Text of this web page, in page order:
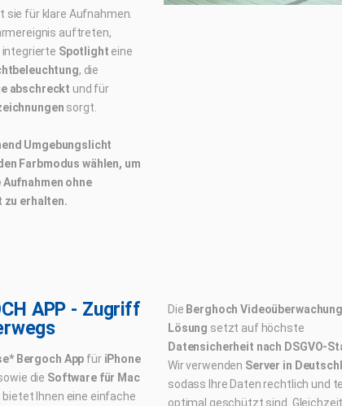
sie für klare Aufnahmen.
auftreten,
Spotlight eine
, die
abschreckt und für
sorgt.
Umgebungslicht
Farbmodus wählen, um
ohne
erhalten.
APP - Zugriff
Bergoch App für iPhone
die Software für Mac
bietet Ihnen eine einfache
Die Berghoch
Lösung setzt auf höchste
Datensicherheit nach DSGVO-
Wir verwenden Server in
sodass Ihre Daten rechtlich und
optimal geschützt sind.